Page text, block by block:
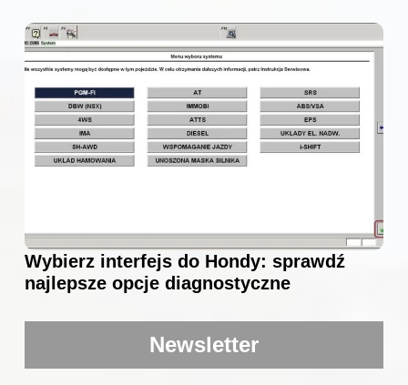
Wybierz interfejs do Hondy: sprawdź
najlepsze opcje diagnostyczne
Newsletter